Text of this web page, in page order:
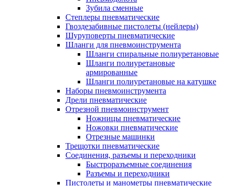
Зубила сменные
Степлеры пневматические
Гвоздезабивные пистолеты (нейлеры)
Шуруповерты пневматические
Шланги для пневмоинструмента
Шланги спиральные полиуретановые
Шланги полиуретановые
армированные
Шланги полиуретановые на катушке
Наборы пневмоинструмента
Дрели пневматические
Отрезной пневмоинструмент
Ножницы пневматические
Ножовки пневматические
Отрезные машинки
Трещотки пневматические
Соединения, разъемы и переходники
Быстроразъемные соединения
Разъемы и переходники
Пистолеты и манометры пневматические